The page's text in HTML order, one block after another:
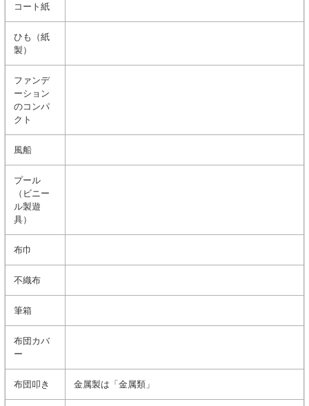
コート紙
ひも（紙
製）
ファンデ
ーション
のコンパ
クト
風船
プール
（ビニー
ル製遊
具）
布巾
不織布
筆箱
布団カバ
ー
布団叩き 金属製は「金属類」